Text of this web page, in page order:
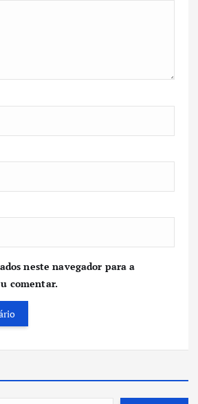
neste navegador para a
comentar.